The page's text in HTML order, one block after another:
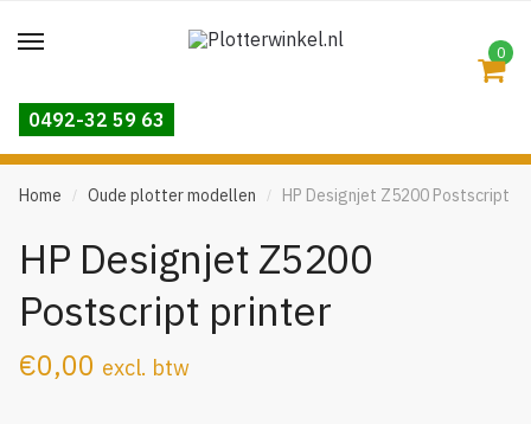
to
to
0
0492-32 59 63
Home / Oude plotter modellen / HP Designjet Z5200 Postscript
HP Designjet Z5200
Postscript printer
€0,00 excl. btw